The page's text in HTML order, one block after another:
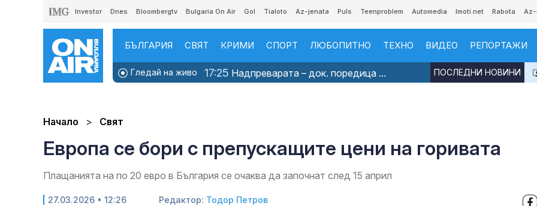
Investor Dnes Bloombergtv Bulgaria On Air Gol Tialoto Az-jenata Puls Teenproblem Automedia Imoti.net Rabota Az-
БЪЛГАРИЯ СВЯТ КРИМИ СПОРТ ЛЮБОПИТНО ТЕХНО ВИДЕО РЕПОРТАЖИ
Гледай на живо 17:25 Надпреварата – док. поредица ... ПОСЛЕДНИ НОВИНИ
Начало Свят
Европа се бори с препускащите цени на горивата
Плащанията на по 20 евро в България се очаква да започнат след 15 април
27.03.2026 • 12:26 Редактор: Тодор Петров